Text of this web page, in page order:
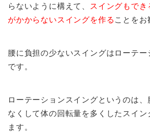
らないように構えて、 スイングもでき
がかからないスイングを作る ことをお
腰に負担の少ないスイングはローテー
です。
ローテーションスイングというのは
なくして体の回転量を多くしたスイン
ます。